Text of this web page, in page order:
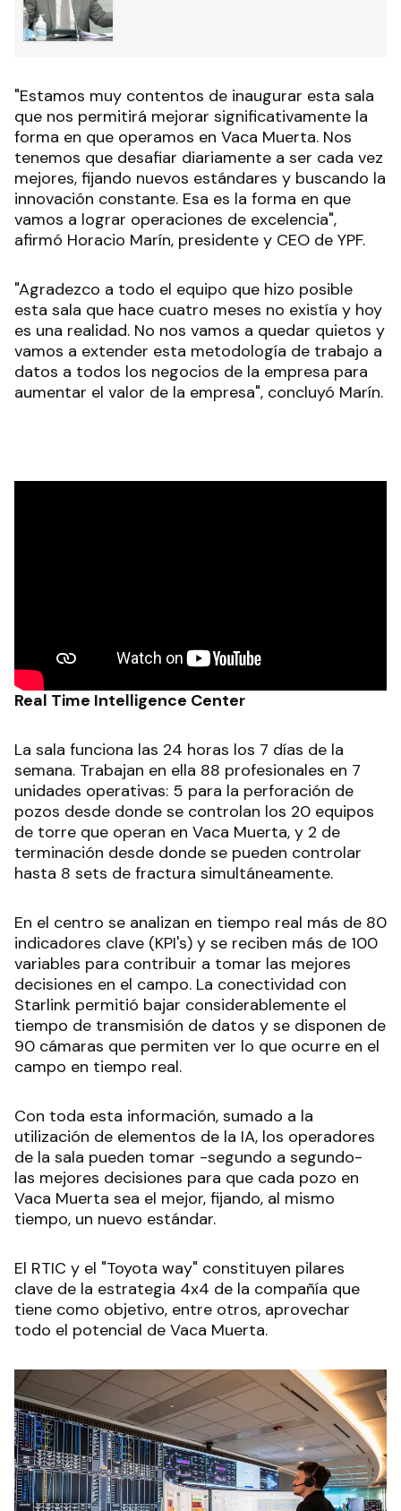
"Estamos muy contentos de inaugurar esta sala
que nos permitirá mejorar significativamente la
forma en que operamos en Vaca Muerta. Nos
tenemos que desafiar diariamente a ser cada vez
mejores, fijando nuevos estándares y buscando la
innovación constante. Esa es la forma en que
vamos a lograr operaciones de excelencia",
afirmó Horacio Marín, presidente y CEO de YPF.
"Agradezco a todo el equipo que hizo posible
esta sala que hace cuatro meses no existía y hoy
es una realidad. No nos vamos a quedar quietos y
vamos a extender esta metodología de trabajo a
datos a todos los negocios de la empresa para
aumentar el valor de la empresa", concluyó Marín.
Real Time Intelligence Center
La sala funciona las 24 horas los 7 días de la
semana. Trabajan en ella 88 profesionales en 7
unidades operativas: 5 para la perforación de
pozos desde donde se controlan los 20 equipos
de torre que operan en Vaca Muerta, y 2 de
terminación desde donde se pueden controlar
hasta 8 sets de fractura simultáneamente.
En el centro se analizan en tiempo real más de 80
indicadores clave (KPI's) y se reciben más de 100
variables para contribuir a tomar las mejores
decisiones en el campo. La conectividad con
Starlink permitió bajar considerablemente el
tiempo de transmisión de datos y se disponen de
90 cámaras que permiten ver lo que ocurre en el
campo en tiempo real.
Con toda esta información, sumado a la
utilización de elementos de la IA, los operadores
de la sala pueden tomar -segundo a segundo-
las mejores decisiones para que cada pozo en
Vaca Muerta sea el mejor, fijando, al mismo
tiempo, un nuevo estándar.
El RTIC y el "Toyota way" constituyen pilares
clave de la estrategia 4x4 de la compañía que
tiene como objetivo, entre otros, aprovechar
todo el potencial de Vaca Muerta.